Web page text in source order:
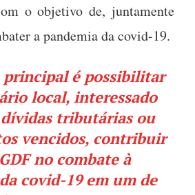
o objetivo de, juntamente
a pandemia da covid-19.
principal é possibilitar
local, interessado
tributárias ou
vencidos, contribuir
no combate à
covid-19 em um de